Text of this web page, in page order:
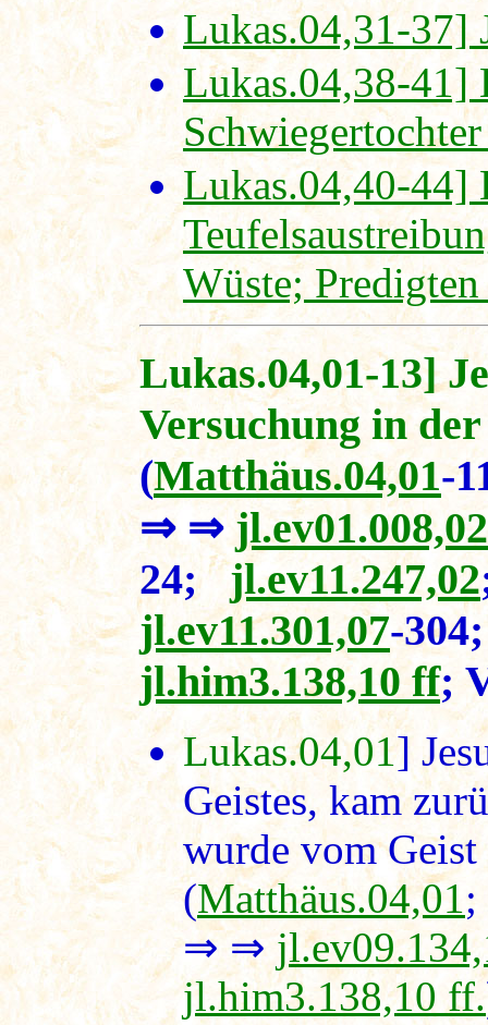
Lukas.04,31-37]
Lukas.04,38-41]
Lukas.04,40-44]
Wüste;
Lukas.04,01-13]
Versuchung in
(Matthäus.04,01-
⇒ ⇒ jl.ev01.008,02
24;jl.ev11.247,02
jl.ev11.301,07-
jl.him3.138,10 ff;
Lukas.04,01]
Geistes, kam
wurde vom
(Matthäus.04,01
⇒ ⇒
jl.him3.138,10 ff.